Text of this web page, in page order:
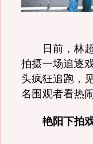
日前，林超
拍摄一场追逐
头疯狂追跑，
名围观者看热
艳阳下拍戏